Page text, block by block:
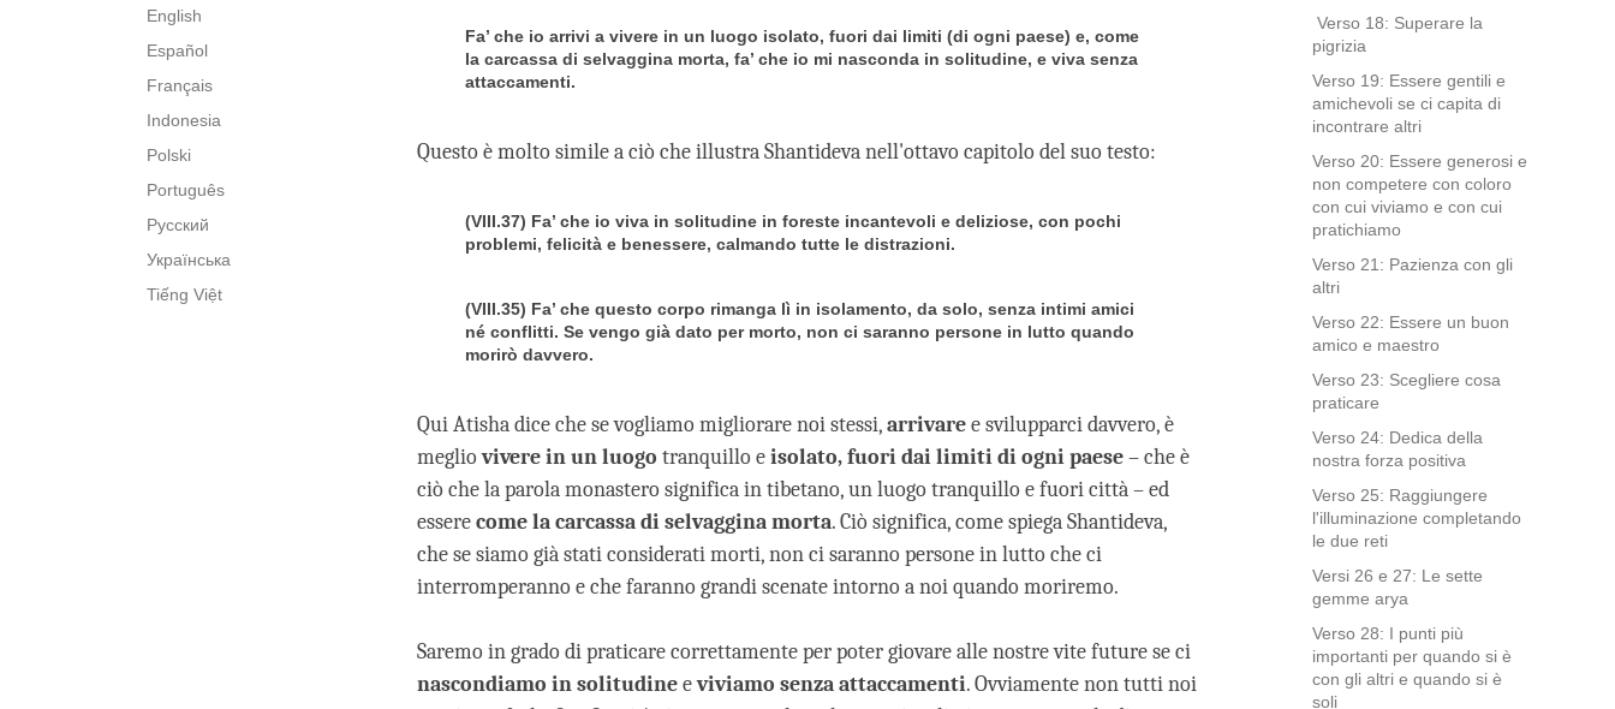
Verso 18: Superare la
pigrizia
Verso 19: Essere gentili e
amichevoli se ci capita di
incontrare altri
Verso 20: Essere generosi e
non competere con coloro
con cui viviamo e con cui
pratichiamo
Verso 21: Pazienza con gli
altri
Verso 22: Essere un buon
amico e maestro
Verso 23: Scegliere cosa
praticare
Verso 24: Dedica della
nostra forza positiva
Verso 25: Raggiungere
l'illuminazione completando
le due reti
Versi 26 e 27: Le sette
gemme arya
Verso 28: I punti più
importanti per quando si è
con gli altri e quando si è
soli
English
Español
Français
Indonesia
Polski
Português
Русский
Українська
Tiếng Việt
Fa’ che io arrivi a vivere in un luogo isolato, fuori dai limiti (di ogni paese) e, come
la carcassa di selvaggina morta, fa’ che io mi nasconda in solitudine, e viva senza
attaccamenti.
Questo è molto simile a ciò che illustra Shantideva nell'ottavo capitolo del suo testo:
(VIII.37) Fa’ che io viva in solitudine in foreste incantevoli e deliziose, con pochi
problemi, felicità e benessere, calmando tutte le distrazioni.
(VIII.35) Fa’ che questo corpo rimanga lì in isolamento, da solo, senza intimi amici
né conflitti. Se vengo già dato per morto, non ci saranno persone in lutto quando
morirò davvero.
Qui Atisha dice che se vogliamo migliorare noi stessi,arrivaree svilupparci davvero, è
megliovivere in un luogo tranquillo eisolato, fuori dai limiti di ogni paese– che è
ciò che la parola monastero significa in tibetano, un luogo tranquillo e fuori città – ed
esserecome la carcassa di selvaggina morta. Ciò significa, come spiega Shantideva,
che se siamo già stati considerati morti, non ci saranno persone in lutto che ci
interromperanno e che faranno grandi scenate intorno a noi quando moriremo.
Saremo in grado di praticare correttamente per poter giovare alle nostre vite future se ci
nascondiamo in solitudineeviviamo senza attaccamenti. Ovviamente non tutti noi